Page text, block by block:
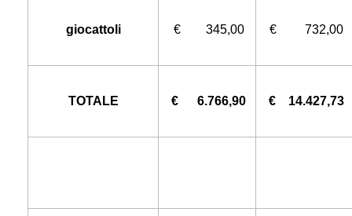
giocattoli € 345,00 € 732,00
TOTALE € 6.766,90 € 14.427,73